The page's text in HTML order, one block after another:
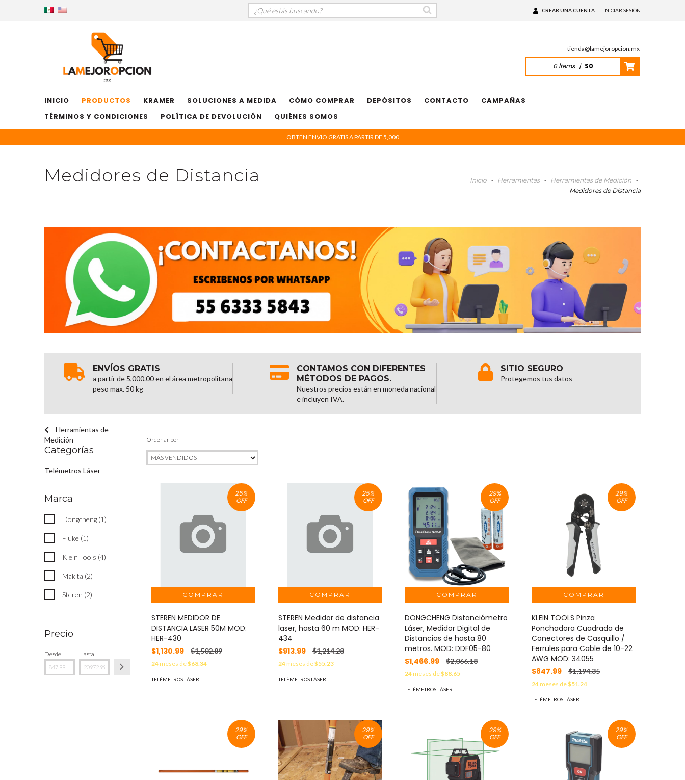
CREAR UNA CUENTA - INICIAR SESIÓN
tienda@lamejoropcion.mx
0Ítems | $0
INICIO PRODUCTOS KRAMER SOLUCIONES A MEDIDA CÓMO COMPRAR DEPÓSITOS CONTACTO
CAMPAÑAS
TÉRMINOS Y CONDICIONES
POLÍTICA DE DEVOLUCIÓN QUIÉNES SOMOS
OBTEN ENVIO GRATIS A PARTIR DE 5,000
Medidores de Distancia Inicio - Herramientas - Herramientas de Medición -
Medidores de Distancia
ENVÍOS GRATIS
a partir de 5,000.00 en el área metropolitana
peso max. 50 kg
CONTAMOS CON DIFERENTES
MÉTODOS DE PAGOS.
Nuestros precios están en moneda nacional
e incluyen IVA.
SITIO SEGURO
Protegemos tus datos
Herramientas de
Medición
Categorías
Telémetros Láser
Marca
Dongcheng (1)
Fluke (1)
Klein Tools (4)
Makita (2)
Steren (2)
Precio
Desde Hasta
Ordenar por
25%
OFF
STEREN MEDIDOR DE
DISTANCIA LASER 50M MOD:
HER-430
$1,130.99
$1,502.89
24meses de$68.34
TELÉMETROS LÁSER
25%
OFF
STEREN Medidor de distancia
laser, hasta 60 m MOD: HER-
434
$913.99
$1,214.28
24meses de$55.23
TELÉMETROS LÁSER
29%
OFF
DONGCHENG Distanciómetro
Láser, Medidor Digital de
Distancias de hasta 80
metros. MOD: DDF05-80
$1,466.99
$2,066.18
24meses de$88.65
TELÉMETROS LÁSER
29%
OFF
KLEIN TOOLS Pinza
Ponchadora Cuadrada de
Conectores de Casquillo /
Ferrules para Cable de 10-22
AWG MOD: 34055
$847.99
$1,194.35
24meses de$51.24
TELÉMETROS LÁSER
29%
OFF
29%
OFF
29%
OFF
29%
OFF